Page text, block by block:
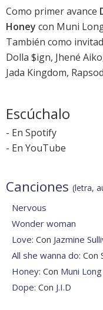
Como primer avance
Honey con Muni
También como
Dolla $ign, Jhené
Jada Kingdom,
Escúchalo
- En Spotify
- En YouTube
Canciones (letra,
Nervous
Wonder woman
Love: Con Jazmine
All she wanna do: Con
Honey: Con Muni Long
Dope: Con J.I.D